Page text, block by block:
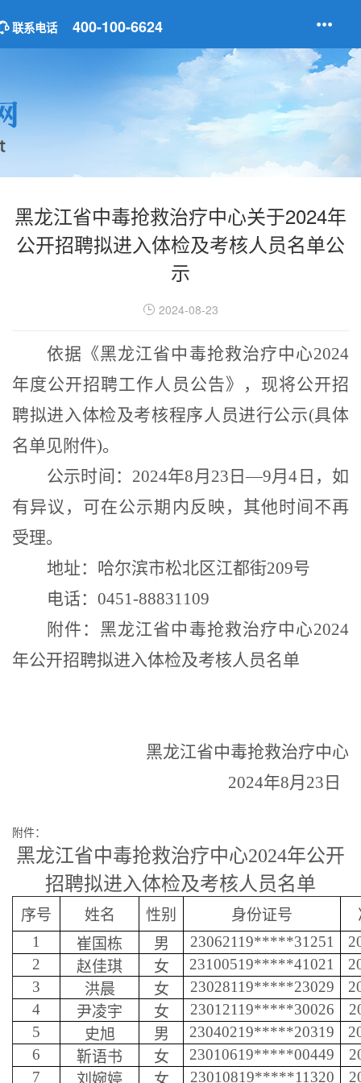
联系电话 400-100-6624
黑龙江省中毒抢救治疗中心关于2024年
公开招聘拟进入体检及考核人员名单公
示
2024-08-23
依据《黑龙江省中毒抢救治疗中心2024
年度公开招聘工作人员公告》，现将公开招
聘拟进入体检及考核程序人员进行公示(具体
名单见附件)。
公示时间： 2024年8月 23 日—9月4 日，如
有异议，可在公示期内反映，其他时间不再
受理。
地址： 哈尔滨市松北区江都街209号
电话： 0451-88831109
附件：黑龙江省中毒抢救治疗中心2024
年公开招聘拟进入体检及考核人员名单
黑龙江省中毒抢救治疗中心
2024年8月 23 日
附件：
黑龙江省中毒抢救治疗中心2024年公开
招聘拟进入体检及考核人员名单
序号 姓名 性别 身份证号
1
崔国栋 男 23062119*****31251
2
赵佳琪 女 23100519*****41021
3
洪晨 女 23028119*****23029
4
尹凌宇 女 23012119*****30026
5
史旭 男 23040219*****20319
6
靳语书 女 23010619*****00449
7
刘婉婷 女 23010819*****11320